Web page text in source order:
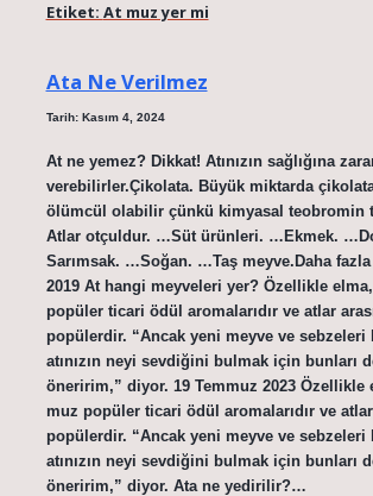
Etiket: At muz yer mi
Ata Ne Verilmez
Tarih: Kasım 4, 2024
At ne yemez? Dikkat! Atınızın sağlığına
verebilirler.Çikolata. Büyük miktarda
ölümcül olabilir çünkü kimyasal teobromin
Atlar otçuldur. …Süt ürünleri. …Ekmek.
Sarımsak. …Soğan. …Taş meyve.Daha
2019 At hangi meyveleri yer? Özellikle
popüler ticari ödül aromalarıdır ve atlar
popülerdir. “Ancak yeni meyve ve sebzeleri
atınızın neyi sevdiğini bulmak için bunları
öneririm,” diyor. 19 Temmuz 2023 Özellikle
muz popüler ticari ödül aromalarıdır ve atlar
popülerdir. “Ancak yeni meyve ve sebzeleri
atınızın neyi sevdiğini bulmak için bunları
öneririm,” diyor. Ata ne yedirilir?…